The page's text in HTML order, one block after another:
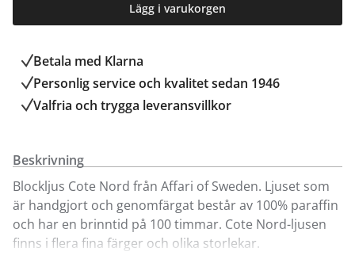
Lägg i varukorgen
Betala med Klarna
Personlig service och kvalitet sedan 1946
Valfria och trygga leveransvillkor
Beskrivning
Blockljus Cote Nord från Affari of Sweden. Ljuset som
är handgjort och genomfärgat består av 100% paraffin
och har en brinntid på 100 timmar. Cote Nord-ljusen
finns i flera fina färger och olika storlekar.